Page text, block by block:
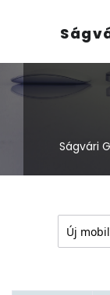
KEZDŐLAP
ELÉRHETŐSÉG
Ságvári